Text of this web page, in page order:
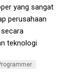
yang sangat
perusahaan
teknologi